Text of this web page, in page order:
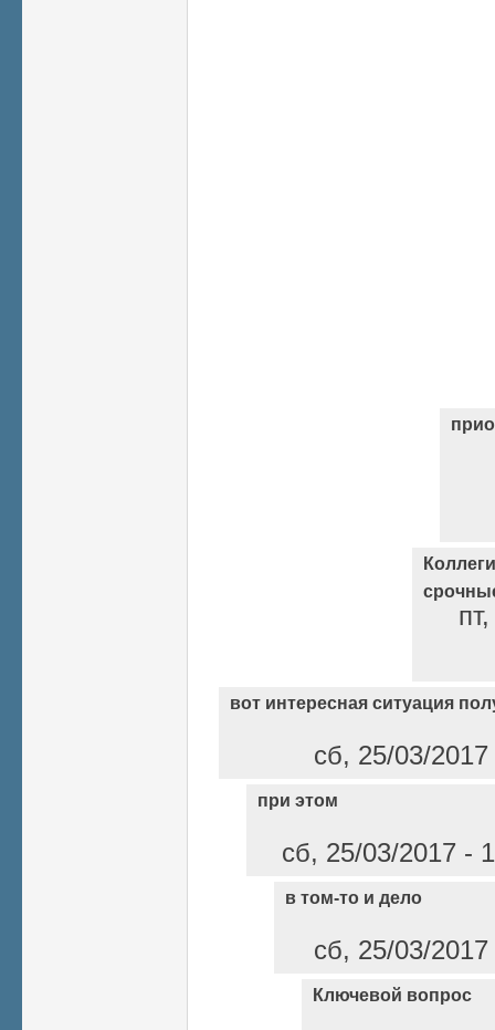
вот интересная ситуация
сб, 25/03/
при этом
сб, 25/03/2017 -
в том-то и дело
сб, 25/03/
Ключевой вопрос